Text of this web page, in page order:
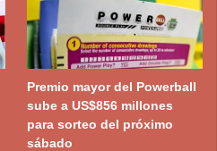
Premio mayor del Powerball
sube a US$856 millones
para sorteo del próximo
sábado